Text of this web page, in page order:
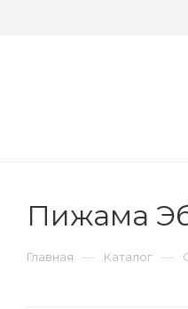
Пижама
Главная — Каталог —